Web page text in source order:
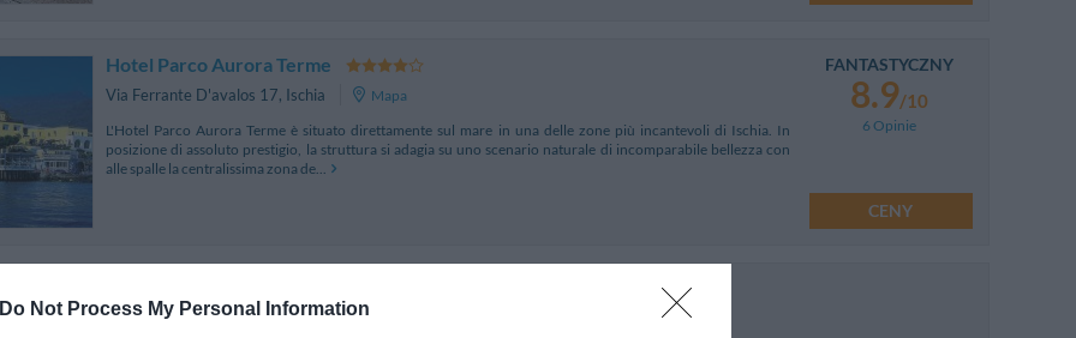
Do Not Process My Personal Information
Hotel Parco Aurora Terme
Via Ferrante D'avalos 17, Ischia
Mapa
L'Hotel Parco Aurora Terme è situato direttamente sul mare in una delle zone più incantevoli di Ischia. In
posizione di assoluto prestigio, la struttura si adagia su uno scenario naturale di incomparabile bellezza con
alle spalle la centralissima zona de...
FANTASTYCZNY
8.9/10
6 Opinie
CENY
Via Girardi 59,Casamicciola Terme